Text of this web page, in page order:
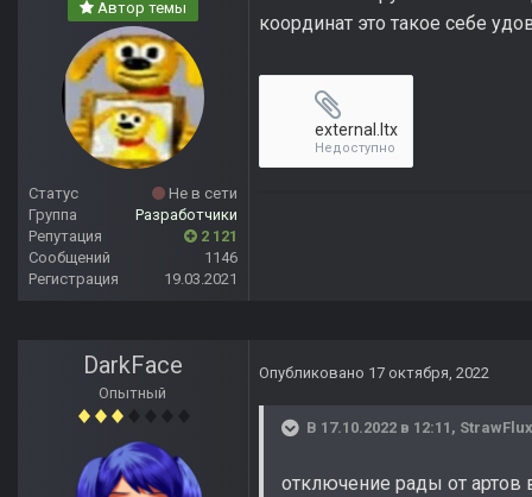
Автор темы
Статус
Не в сети
Группа
Разработчики
Репутация
2 121
Сообщений
1146
Регистрация
19.03.2021
координат это такое себе
external.ltx
Недоступно
DarkFace
Опытный
Опубликовано 17 октября, 2022
В 17.10.2022 в 12:11, StrawFlux
отключение рады от артов